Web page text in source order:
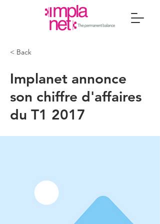
< Back
Implanet annonce
son chiffre d'affaires
du T1 2017